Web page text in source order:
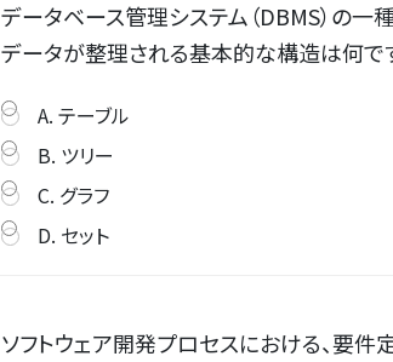
データベース管理システム（DBMS）の一
データが整理される基本的な構造は何で
A. テーブル
B. ツリー
C. グラフ
D. セット
ソフトウェア開発プロセスにおける、要件